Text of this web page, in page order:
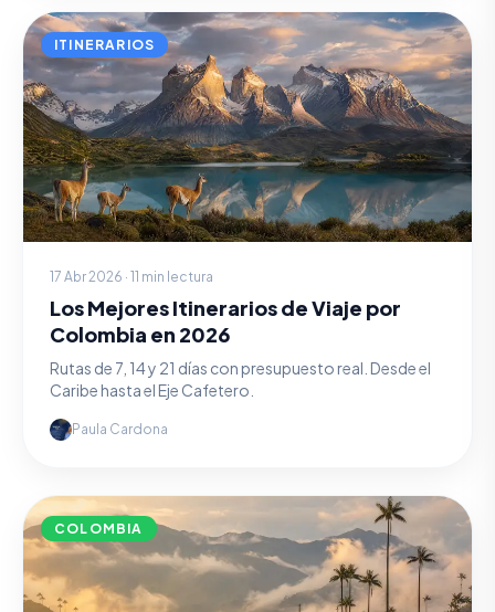
ITINERARIOS
17 Abr 2026 · 11 min lectura
Los Mejores Itinerarios de Viaje por
Colombia en 2026
Rutas de 7, 14 y 21 días con presupuesto real. Desde el
Caribe hasta el Eje Cafetero.
Paula Cardona
COLOMBIA